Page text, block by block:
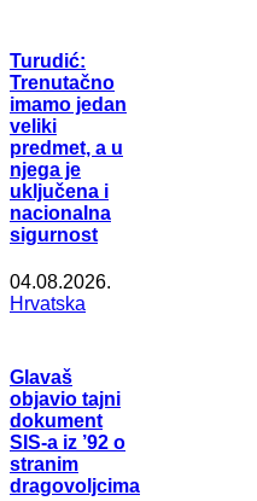
Turudić:
Trenutačno
imamo jedan
veliki
predmet, a u
njega je
uključena i
nacionalna
sigurnost
04.08.2026.
Hrvatska
Glavaš
objavio tajni
dokument
SIS-a iz ’92 o
stranim
dragovoljcima